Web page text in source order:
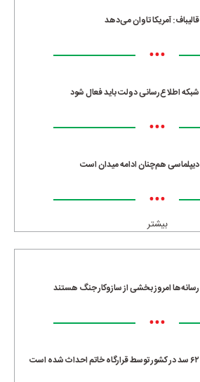
قالیباف: آمریکا تاوان می‌دهد
•••
شبکه اطلاع‌رسانی دولت باید فعال شود
•••
دیپلماسی هم‌چنان ادامه میدان است
•••
بیشتر
رسانه‌ها امروز بخشی از سازوکار جنگ هستند
•••
۶۲ سد در کشور توسط قرارگاه خاتم احداث شده است